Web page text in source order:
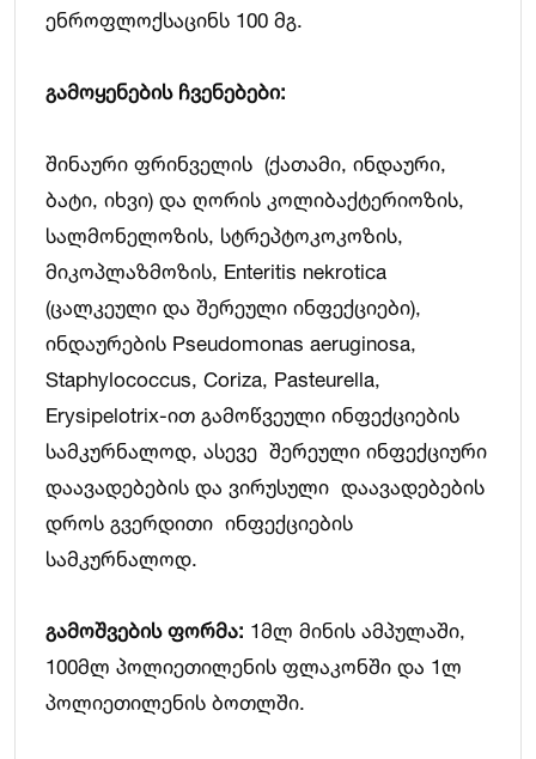
ენროფლოქსაცინს 100 მგ.
გამოყენების ჩვენებები:
შინაური ფრინველის (ქათამი, ინდაური,
ბატი, იხვი) და ღორის კოლიბაქტერიოზის,
სალმონელოზის, სტრეპტოკოკოზის,
მიკოპლაზმოზის, Enteritis nekrotica
(ცალკეული და შერეული ინფექციები),
ინდაურების Pseudomonas aeruginosa,
Staphylococcus, Coriza, Pasteurella,
Erysipelotrix-ით გამოწვეული ინფექციების
სამკურნალოდ, ასევე შერეული ინფექციური
დაავადებების და ვირუსული დაავადებების
დროს გვერდითი ინფექციების
სამკურნალოდ.
გამოშვების ფორმა: 1მლ მინის ამპულაში,
100მლ პოლიეთილენის ფლაკონში და 1ლ
პოლიეთილენის ბოთლში.